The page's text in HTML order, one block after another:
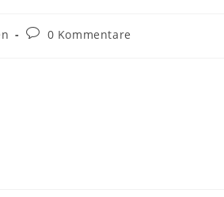
0 Kommentare